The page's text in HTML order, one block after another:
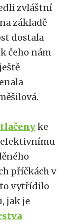
zvláštní
základě
dostala
čeho nám
ke
efektivnímu
příčkách v
vytřídilo
jak je